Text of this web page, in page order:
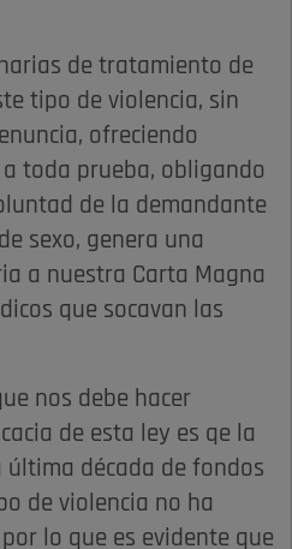
de tratamiento de
tipo de violencia, sin
ofreciendo
toda prueba, obligando
de la demandante
sexo, genera una
a nuestra Carta Magna
que socavan las
nos debe hacer
de esta ley es qe la
década de fondos
de violencia no ha
lo que es evidente que